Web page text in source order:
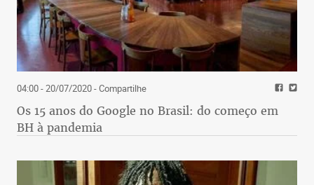
04:00 - 20/07/2020- Compartilhe
Os 15 anos do Google no Brasil: do começo em
BH à pandemia